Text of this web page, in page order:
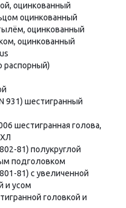
оцинкованный
оцинкованный
оцинкованный
оцинкованный
распорный)
931) шестигранный
шестигранная голова,
81) полукруглой
подголовком
81) с увеличенной
и усом
головкой и